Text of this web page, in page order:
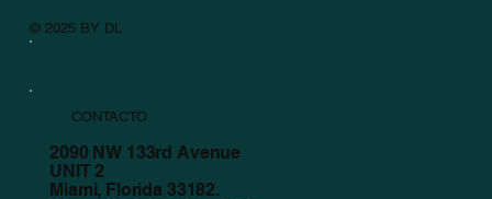
CONTACTO
2090 NW 133rd Avenue
UNIT 2
Miami, Florida 33182.
© 2025 BY DL